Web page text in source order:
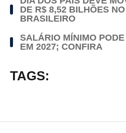
DE R$ 8,52 BILHÕES
BRASILEIRO
SALÁRIO MÍNIMO
EM 2027; CONFIRA
TAGS: